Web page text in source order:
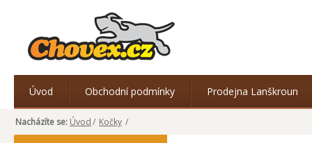
Úvod Obchodní podmínky Prodejna Lanškroun
Nacházíte se: Úvod/ Kočky /